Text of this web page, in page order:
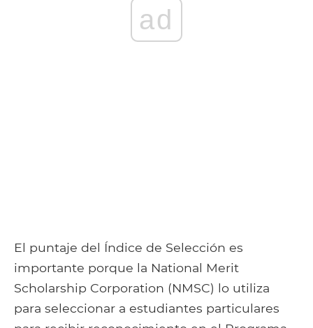
ad
El puntaje del Índice de Selección es
importante porque la National Merit
Scholarship Corporation (NMSC) lo utiliza
para seleccionar a estudiantes particulares